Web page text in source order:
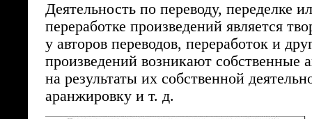
Деятельность по переводу, переделке
переработке произведений является
у авторов переводов, переработок и
произведений возникают собственные
на результаты их собственной
аранжировку и т. д.